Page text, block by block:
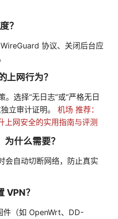
？
协议、关闭后台应
上网行为？
选择“无日志”或“严格无日
立审计证明。 机场 推荐：
上网安全的实用指南与评测
什么需要？
自动切断网络，防止真实
VPN？
件（如 OpenWrt、DD-